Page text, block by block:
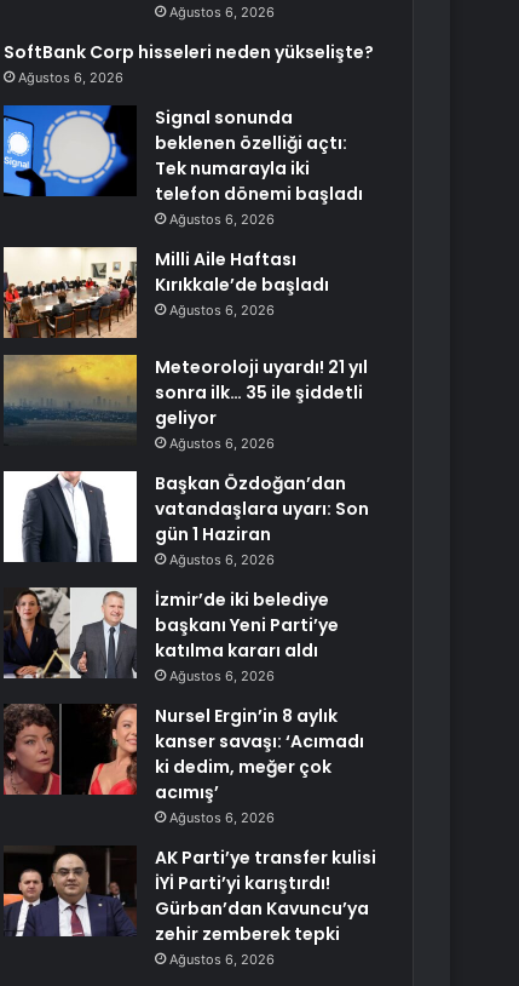
Ağustos 6, 2026
SoftBank Corp hisseleri neden yükselişte?
Ağustos 6, 2026
Signal sonunda
beklenen özelliği açtı:
Tek numarayla iki
telefon dönemi başladı
Ağustos 6, 2026
Milli Aile Haftası
Kırıkkale’de başladı
Ağustos 6, 2026
Meteoroloji uyardı! 21 yıl
sonra ilk… 35 ile şiddetli
geliyor
Ağustos 6, 2026
Başkan Özdoğan’dan
vatandaşlara uyarı: Son
gün 1 Haziran
Ağustos 6, 2026
İzmir’de iki belediye
başkanı Yeni Parti’ye
katılma kararı aldı
Ağustos 6, 2026
Nursel Ergin’in 8 aylık
kanser savaşı: ‘Acımadı
ki dedim, meğer çok
acımış’
Ağustos 6, 2026
AK Parti’ye transfer kulisi
İYİ Parti’yi karıştırdı!
Gürban’dan Kavuncu’ya
zehir zemberek tepki
Ağustos 6, 2026